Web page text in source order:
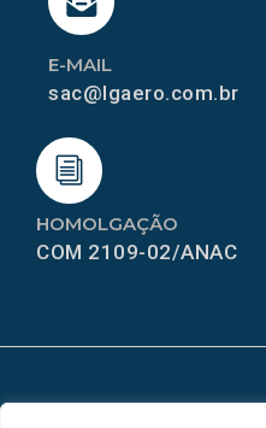
HOMOLGAÇÃO
COM 2109-02/ANAC
E-MAIL
sac@lgaero.com.br